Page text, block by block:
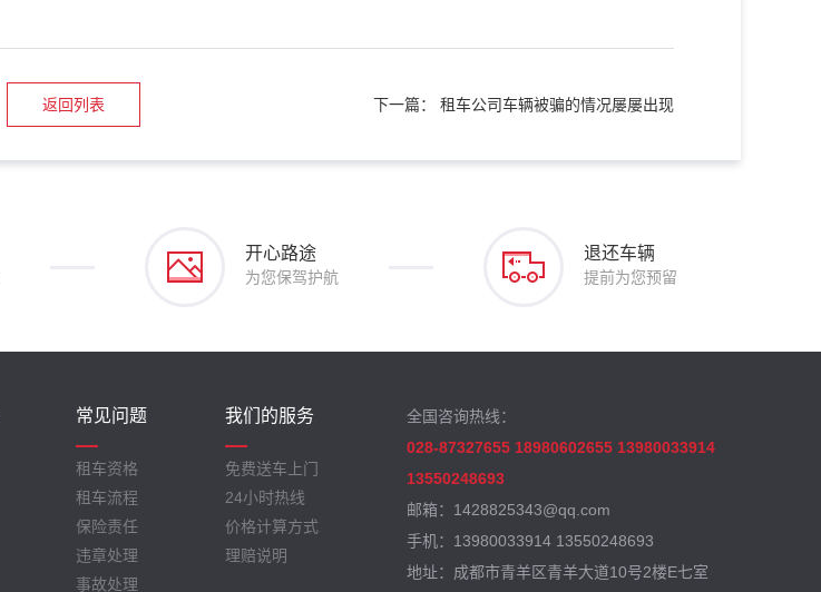
下一篇： 租车公司车辆被骗的情况屡屡出现
返回列表
开心路途
为您保驾护航
退还车辆
提前为您预留
常见问题
租车资格
租车流程
保险责任
违章处理
事故处理
我们的服务
免费送车上门
24小时热线
价格计算方式
理赔说明
全国咨询热线：
028-87327655 18980602655 13980033914
13550248693
邮箱：1428825343@qq.com
手机：13980033914 13550248693
地址：成都市青羊区青羊大道10号2楼E七室